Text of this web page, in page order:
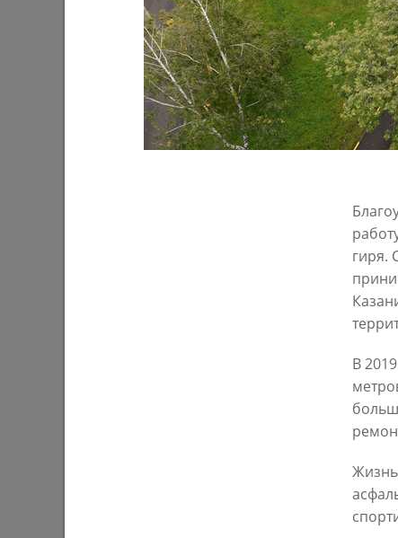
И.Метшин о решении вопроса
бездомных собак
25/06/
КНС
17/03/2021
гиря.
В
Жизнь